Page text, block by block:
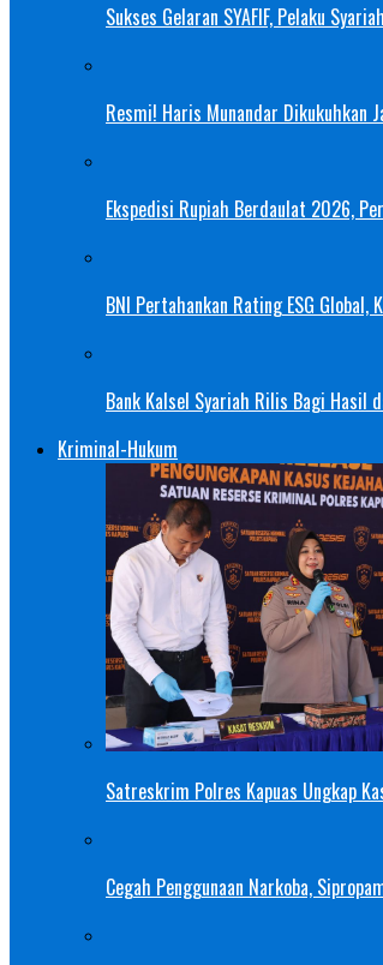
Sukses Gelaran SYAFIF, Pelaku
Resmi! Haris Munandar Dikukuhkan
Ekspedisi Rupiah Berdaulat 2026,
BNI Pertahankan Rating ESG
Bank Kalsel Syariah Rilis Bagi Hasil
Kriminal-Hukum
Satreskrim Polres Kapuas Ungkap
Cegah Penggunaan Narkoba,